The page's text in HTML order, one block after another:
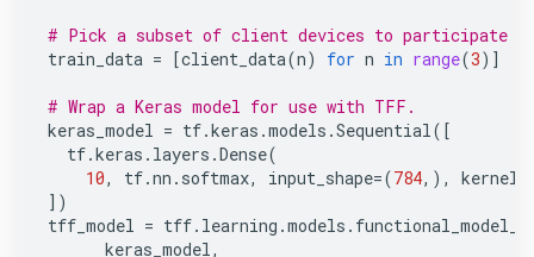
# Pick a subset of client devices to participate
train_data = [client_data(n) for n in range(3)]
# Wrap a Keras model for use with TFF.
keras_model = tf.keras .models .Sequential([
tf.keras . layers .Dense(
10, tf.nn . softmax, input_shape=(784,),
])
tff_model = tff. learning .models .
keras_model,